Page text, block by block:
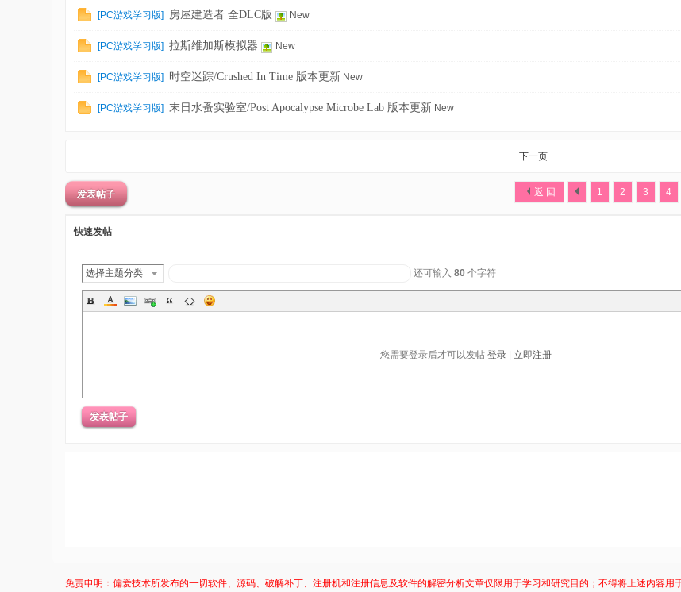
[PC游戏学习版] 房屋建造者 全DLC版 New
[PC游戏学习版] 拉斯维加斯模拟器 New
[PC游戏学习版] 时空迷踪/Crushed In Time 版本更新 New
[PC游戏学习版] 末日水蚤实验室/Post Apocalypse Microbe Lab 版本更新 New
下一页
1 2 3 4
返 回
发表帖子
快速发帖
选择主题分类 还可输入 80 个字符
您需要登录后才可以发帖 登录 立即注册
发表帖子
免责申明：偏爱技术所发布的一切软件、源码、破解补丁、注册机和注册信息及软件的解密分析文章仅限用于学习和研究目的；不得将上述内容